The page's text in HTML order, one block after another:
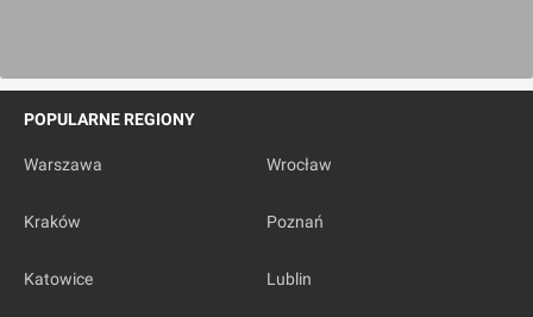
POPULARNE REGIONY
Warszawa Wrocław
Kraków Poznań
Katowice Lublin